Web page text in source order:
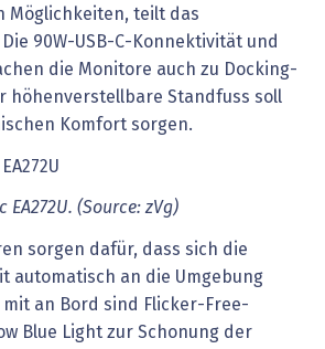
Möglichkeiten, teilt das
90W-USB-C-Konnektivität und
die Monitore auch zu Docking-
höhenverstellbare Standfuss soll
Komfort sorgen.
(Source: zVg)
sorgen dafür, dass sich die
automatisch an die Umgebung
an Bord sind Flicker-Free-
Blue Light zur Schonung der